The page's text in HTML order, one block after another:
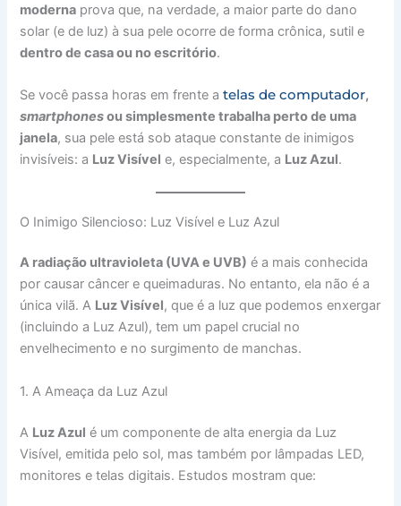
moderna prova que, na verdade, a maior parte do dano
solar (e de luz) à sua pele ocorre de forma crônica, sutil e
dentro de casa ou no escritório.
​Se você passa horas em frente atelas de computador,
smartphonesou simplesmente trabalha perto de uma
janela, sua pele está sob ataque constante de inimigos
invisíveis: a Luz Visível e, especialmente, a Luz Azul.
​O Inimigo Silencioso: Luz Visível e Luz Azul
A radiação ultravioleta (UVA e UVB) é a mais conhecida
por causar câncer e queimaduras. No entanto, ela não é a
única vilã. A Luz Visível, que é a luz que podemos enxergar
(incluindo a Luz Azul), tem um papel crucial no
envelhecimento e no surgimento de manchas.
​1. A Ameaça da Luz Azul
​A Luz Azul é um componente de alta energia da Luz
Visível, emitida pelo sol, mas também por lâmpadas LED,
monitores e telas digitais. Estudos mostram que: